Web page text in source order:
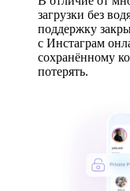
загрузки без
поддержку
с Инстаграм
сохранённому
потерять.